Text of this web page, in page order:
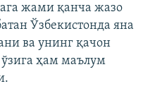
жами қанча жазо
Ўзбекистонда яна
ва унинг қачон
ҳам маълум